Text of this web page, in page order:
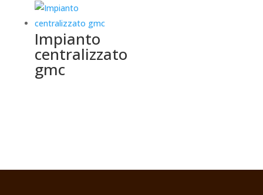
Impianto
centralizzato
gmc